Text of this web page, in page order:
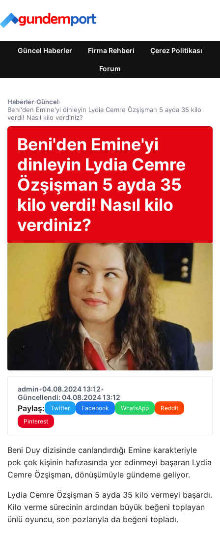
Güncel Haberler Firma Rehberi Çerez Politikası
Forum
Haberler›Güncel›
Beni'den Emine'yi dinleyin Lydia Cemre Özşişman 5 ayda 35 kilo
verdi! Nasıl kilo verdiniz?
Beni'den Emine'yi
dinleyin Lydia Cemre
Özşişman 5 ayda 35
kilo verdi! Nasıl kilo
verdiniz?
admin•04.08.2024 13:12•
Güncellendi: 04.08.2024 13:12
Paylaş: Twitter Facebook WhatsApp
Reddit
Pinterest
Beni Duy dizisinde canlandırdığı Emine karakteriyle
pek çok kişinin hafızasında yer edinmeyi başaran Lydia
Cemre Özşişman, dönüşümüyle gündeme geliyor.
Lydia Cemre Özşişman 5 ayda 35 kilo vermeyi başardı.
Kilo verme sürecinin ardından büyük beğeni toplayan
ünlü oyuncu, son pozlarıyla da beğeni topladı.